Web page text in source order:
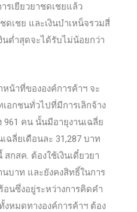
เยียวยาชดเชยแล้ว
ดเชย และเงินบำเหน็จรวมสี่
นต่ำสุดจะได้รับไม่น้อยกว่า
หน้าที่ขององค์การค้าฯ จะ
อกชนทั่วไปที่มีการเลิกจ้าง
961 คน นั้นมีอายุงานเฉลี่ย
ฉลี่ยเดือนละ 31,287 บาท
กสค. ต้องใช้เงินเดี๋ยวยา
บาท และยังคงสิทธิ์ในการ
นซึ่งอยู่ระหว่างการคิดคำ
งหมดทางองค์การค้าฯ ต้อง